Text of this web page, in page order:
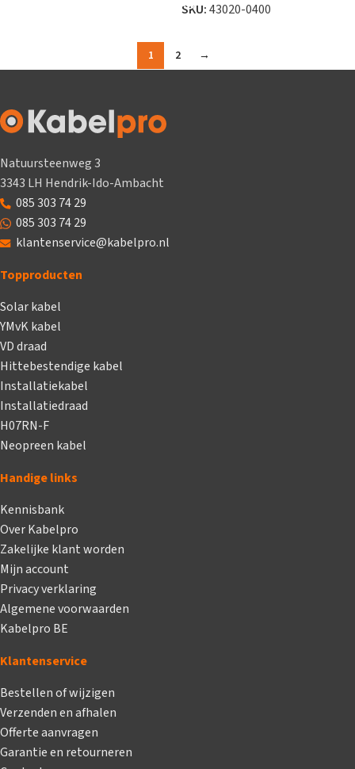
SKU:43020-0400
1 2 →
Natuursteenweg 3
3343 LH Hendrik-Ido-Ambacht
085 303 74 29
085 303 74 29
klantenservice@kabelpro.nl
Topproducten
Solar kabel
YMvK kabel
VD draad
Hittebestendige kabel
Installatiekabel
Installatiedraad
H07RN-F
Neopreen kabel
Handige links
Kennisbank
Over Kabelpro
Zakelijke klant worden
Mijn account
Privacy verklaring
Algemene voorwaarden
Kabelpro BE
Klantenservice
Bestellen of wijzigen
Verzenden en afhalen
Offerte aanvragen
Garantie en retourneren